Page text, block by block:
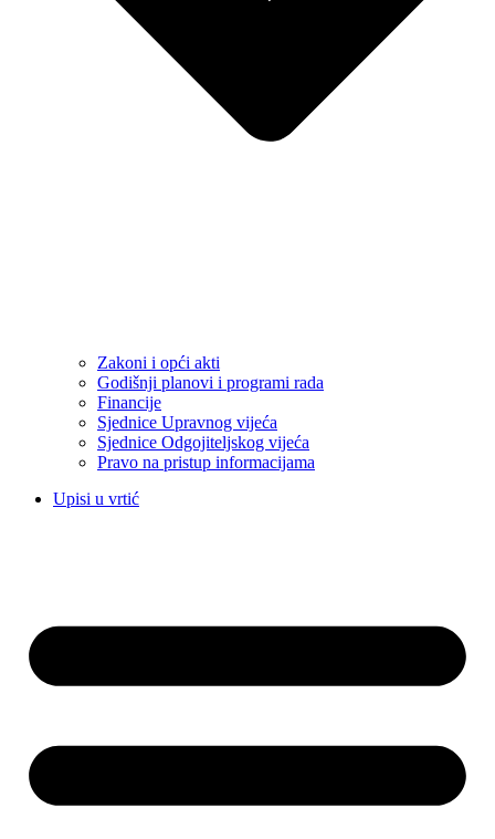
Zakoni i opći akti
Godišnji planovi i programi rada
Financije
Sjednice Upravnog vijeća
Sjednice Odgojiteljskog vijeća
Pravo na pristup informacijama
Upisi u vrtić